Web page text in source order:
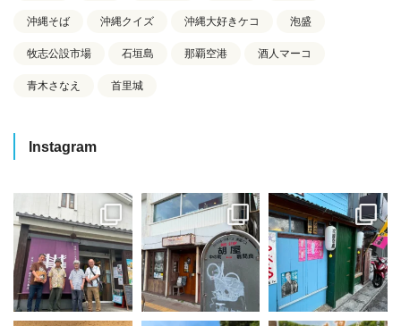
沖縄そば 沖縄クイズ 沖縄大好きケコ 泡盛
牧志公設市場 石垣島 那覇空港 酒人マーコ
青木さなえ 首里城
Instagram